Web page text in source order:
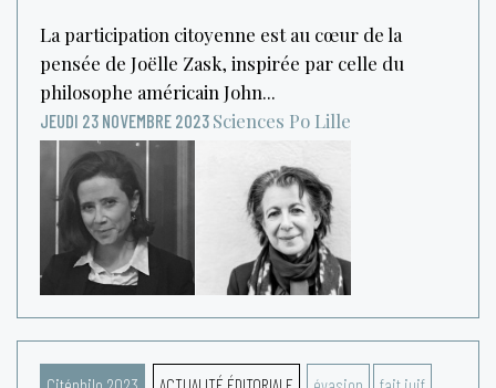
La participation citoyenne est au cœur de la
pensée de Joëlle Zask, inspirée par celle du
philosophe américain John...
JEUDI 23 NOVEMBRE 2023 Sciences Po Lille